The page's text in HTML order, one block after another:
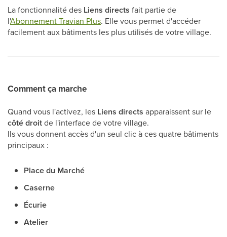
La fonctionnalité des Liens directs fait partie de
l'Abonnement Travian Plus. Elle vous permet d'accéder
facilement aux bâtiments les plus utilisés de votre village.
Comment ça marche
Quand vous l'activez, les Liens directs apparaissent sur le
côté droitde l'interface de votre village.
Ils vous donnent accès d'un seul clic à ces quatre bâtiments
principaux :
Place du Marché
Caserne
Écurie
Atelier